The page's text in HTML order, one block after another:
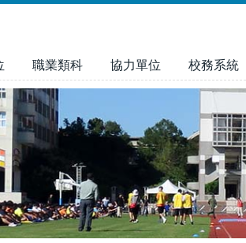
職業類科 協力單位 校務系統